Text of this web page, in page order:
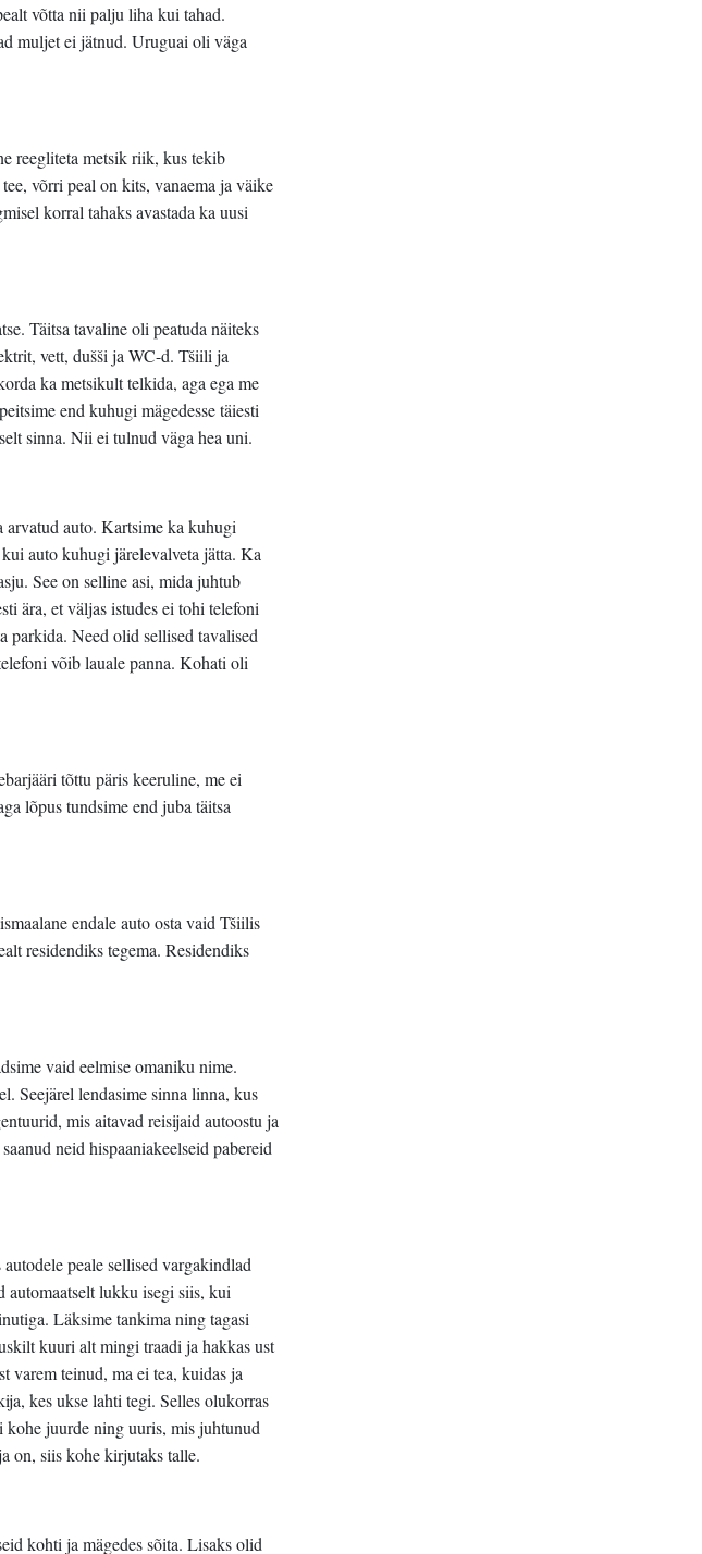
võtta nii palju liha kui tahad.
muljet ei jätnud. Uruguai oli väga
reegliteta metsik riik, kus tekib
võrri peal on kits, vanaema ja väike
korral tahaks avastada ka uusi
Täitsa tavaline oli peatuda näiteks
vett, dušši ja WC-d. Tšiili ja
ka metsikult telkida, aga ega me
end kuhugi mägedesse täiesti
sinna. Nii ei tulnud väga hea uni.
arvatud auto. Kartsime ka kuhugi
auto kuhugi järelevalveta jätta. Ka
See on selline asi, mida juhtub
ära, et väljas istudes ei tohi telefoni
parkida. Need olid sellised tavalised
võib lauale panna. Kohati oli
tõttu päris keeruline, me ei
lõpus tundsime end juba täitsa
endale auto osta vaid Tšiilis
residendiks tegema. Residendiks
vaid eelmise omaniku nime.
Seejärel lendasime sinna linna, kus
mis aitavad reisijaid autoostu ja
neid hispaaniakeelseid pabereid
peale sellised vargakindlad
lukku isegi siis, kui
Läksime tankima ning tagasi
kuuri alt mingi traadi ja hakkas ust
teinud, ma ei tea, kuidas ja
kes ukse lahti tegi. Selles olukorras
kohe juurde ning uuris, mis juhtunud
on, siis kohe kirjutaks talle.
kohti ja mägedes sõita. Lisaks olid